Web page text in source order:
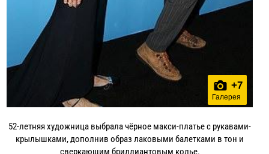
+7
Галерея
52-летняя художница выбрала чёрное макси-платье с рукавами-
крылышками, дополнив образ лаковыми балетками в тон и